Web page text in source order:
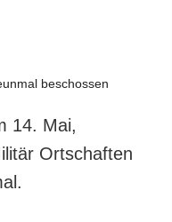
Politik zur
und zum Schutz
personenbezogener
Daten
14. Mai,
Ortschaften